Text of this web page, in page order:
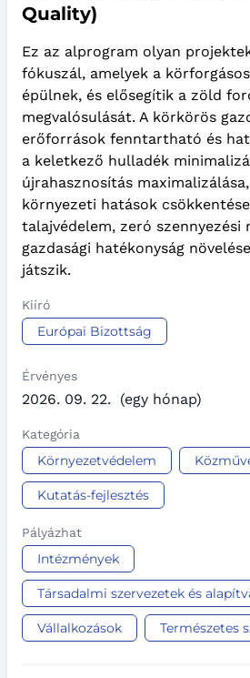
Quality)
Ez az alprogram olyan
fókuszál, amelyek a
épülnek, és elősegítik a zöld
megvalósulását. A körkörös
erőforrások fenntartható és
a keletkező hulladék
újrahasznosítás
környezeti hatások
talajvédelem, zeró szennyezési
gazdasági hatékonyság
játszik.
Kiíró
Európai Bizottság
Érvényes
2026. 09. 22. (egy hónap)
Kategória
Környezetvédelem
Kutatás-fejlesztés
Pályázhat
Intézmények
Társadalmi szervezetek és
Vállalkozások Természetes